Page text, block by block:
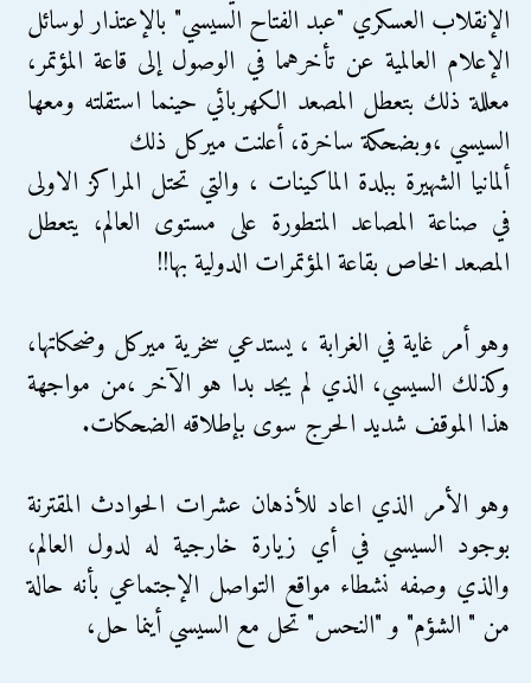
الإنقلاب العسكري "عبد الفتاح السيسي" بالإعتذار لوسائل
الإعلام العالمية عن تأخرهما في الوصول إلى قاعة المؤتمر،
معللة ذلك بتعطل المصعد الكهربائي حينما استقلته ومعها
السيسي ،وبضحكة ساخرة، أعلنت ميركل ذلك
ألمانيا الشهيرة ببلدة الماكينات ، والتي تحتل المراكز الاولى
في صناعة المصاعد المتطورة على مستوى العالم، يتعطل
المصعد الخاص بقاعة المؤتمرات الدولية بها!!
وهو أمر غاية في الغرابة ، يستدعي سخرية ميركل وضحكاتها،
وكذلك السيسي، الذي لم يجد بدا هو الآخر ،من مواجهة
هذا الموقف شديد الحرج سوى بإطلاقه الضحكات.
وهو الأمر الذي اعاد للأذهان عشرات الحوادث المقترنة
بوجود السيسي في أي زيارة خارجية له لدول العالم،
والذي وصفه نشطاء مواقع التواصل الإجتماعي بأنه حالة
من " الشؤم" و "النحس" تحل مع السيسي أينما حل،